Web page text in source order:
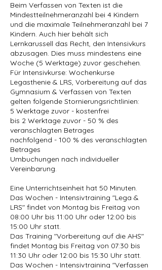
Beim Verfassen von Texten ist die
Mindestteilnehmeranzahl bei 4 Kindern
und die maximale Teilnehmeranzahl bei 7
Kindern. Auch hier behält sich
Lernkarussell das Recht, den Intensivkurs
abzusagen. Dies muss mindestens eine
Woche (5 Werktage) zuvor geschehen.
Für Intensivkurse: Wochenkurse
Legasthenie & LRS, Vorbereitung auf das
Gymnasium & Verfassen von Texten
gelten folgende Stornierungsrichtlinien:
5 Werktage zuvor - kostenfrei
bis 2 Werktage zuvor - 50 % des
veranschlagten Betrages
nachfolgend - 100 % des veranschlagten
Betrages
Umbuchungen nach individueller
Vereinbarung.
Eine Unterrichtseinheit hat 50 Minuten.
Das Wochen - Intensivtraining "Lega &
LRS" findet von Montag bis Freitag von
08:00 Uhr bis 11:00 Uhr oder 12:00 bis
15:00 Uhr statt.
Das Training "Vorbereitung auf die AHS"
findet Montag bis Freitag von 07:30 bis
11:30 Uhr oder 12:00 bis 15:30 Uhr statt.
Das Wochen - Intensivtraining "Verfassen